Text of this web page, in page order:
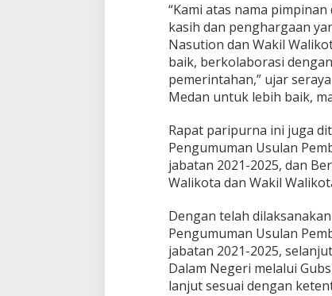
“Kami atas nama
kasih dan penghargaan
Nasution dan Wakil
baik, berkolaborasi
pemerintahan,” ujar
Medan untuk lebih baik,
Rapat paripurna ini juga
Pengumuman Usulan
jabatan 2021-2025, dan
Walikota dan Wakil
Dengan telah
Pengumuman Usulan
jabatan 2021-2025,
Dalam Negeri melalui
lanjut sesuai dengan